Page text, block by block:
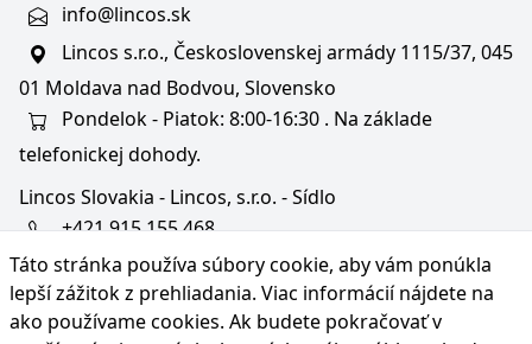
Táto stránka používa súbory cookie, aby vám ponúkla
lepší zážitok z prehliadania. Viac informácií nájdete na
ako používame cookies. Ak budete pokračovať v
info@lincos.sk
Lincos s.r.o., Československej armády 1115/37, 045
01 Moldava nad Bodvou, Slovensko
Pondelok - Piatok: 8:00-16:30 . Na základe
telefonickej dohody.
Lincos Slovakia - Lincos, s.r.o. - Sídlo
+421 915 155 468
+36/30 343 6714
bratislava@lincos.sk